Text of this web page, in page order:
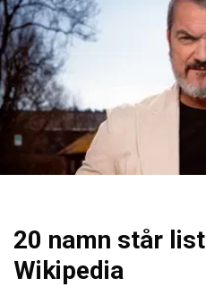
20 namn står
Wikipedia